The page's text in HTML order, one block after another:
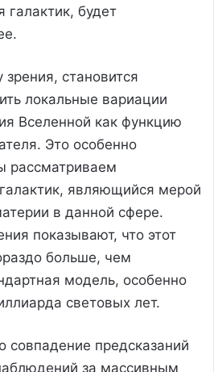
галактик, будет
становится
локальные вариации
Вселенной как функцию
Это особенно
рассматриваем
являющийся мерой
в данной сфере.
показывают, что этот
больше, чем
модель, особенно
световых лет.
совпадение предсказаний
за массивным